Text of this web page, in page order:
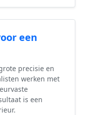
een
precisie en
werken met
is een